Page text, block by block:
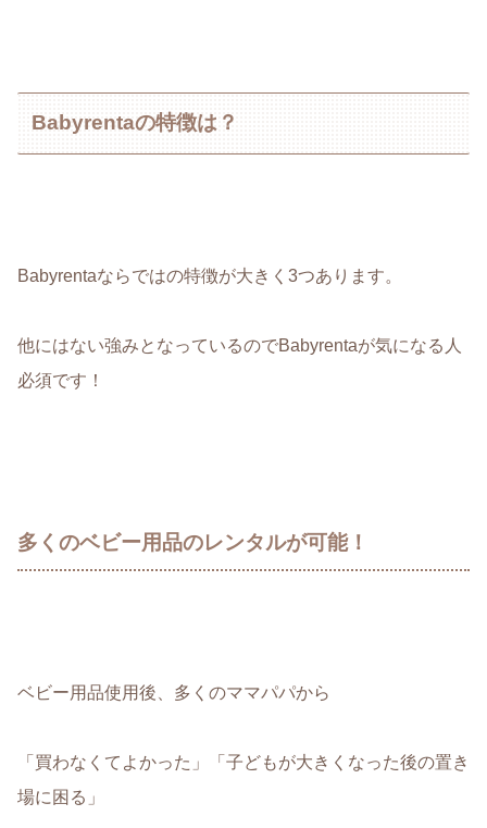
Babyrentaの特徴は？
Babyrentaならではの特徴が大きく3つあります。
他にはない強みとなっているのでBabyrentaが気になる人
必須です！
多くのベビー用品のレンタルが可能！
ベビー用品使用後、多くのママパパから
「 買わなくてよかった 」「 子どもが大きくなった後の置き
場に困る 」